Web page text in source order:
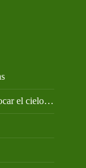
el cielo…